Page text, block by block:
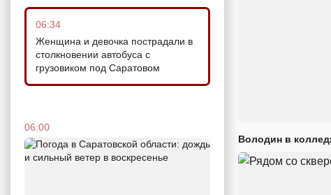
06:34
Женщина и девочка пострадали в
столкновении автобуса с
грузовиком под Саратовом
06:00
Володин в